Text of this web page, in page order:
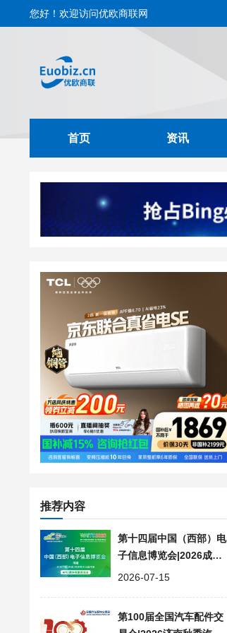
您好！欢迎访问优欧商联网
首页 资讯
推荐内容
第十四届中国（西部）电
子信息博览会|2026成都
西部电子元器件展会
2026-07-15
第100届全国汽车配件交